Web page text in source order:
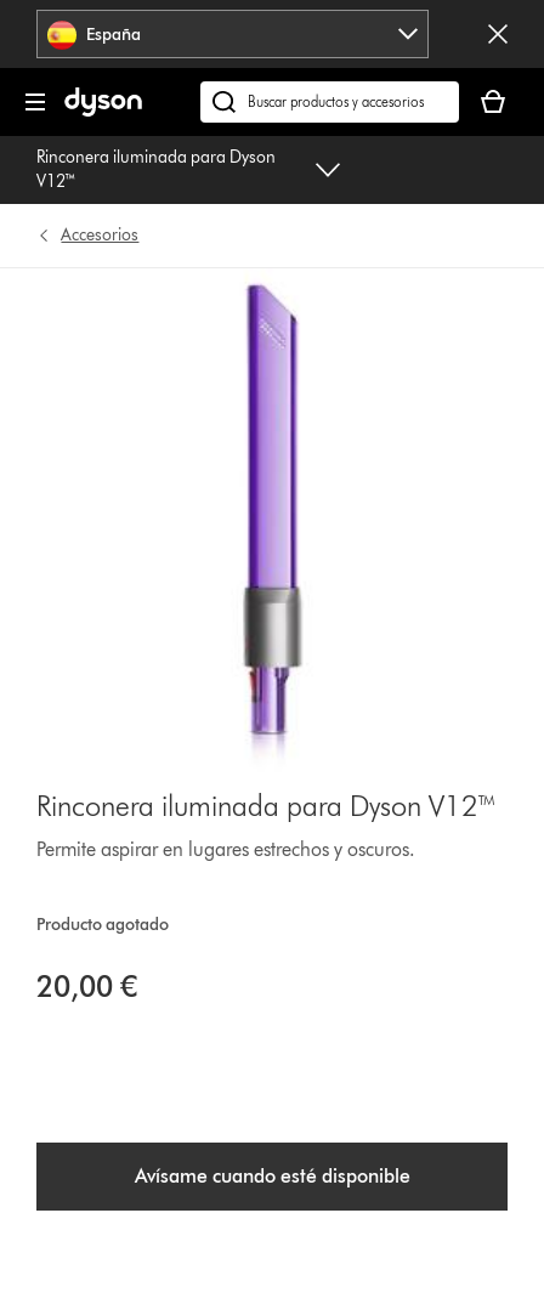
Omitir
navegación España
Buscar
en
dyson.es
cesta
está
Rinconera iluminada para Dyson
V12™
Accesorios
Rinconera iluminada para Dyson V12™
Permite aspirar en lugares estrechos y oscuros.
Producto agotado
20,00 €
Avísame cuando esté disponible